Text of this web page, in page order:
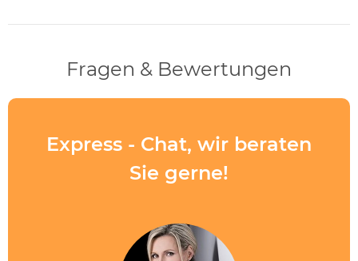
Fragen & Bewertungen
Express - Chat, wir beraten
Sie gerne!